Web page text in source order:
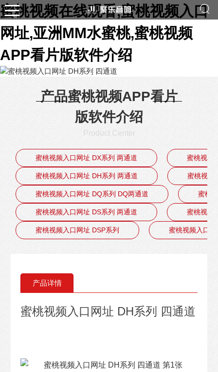
蜜桃视频在线观看,蜜桃视频入口
网址,亚洲MM水蜜桃,蜜桃视频
APP看片版软件介绍
产品蜜桃视频APP看片
版软件介绍
Product Center
蜜桃视频入口网址 DX系列 两通道 蜜桃视频
蜜桃视频入口网址 DH系列 两通道 蜜桃视频
蜜桃视频入口网址 DQ系列 DQ两通道 蜜桃
蜜桃视频入口网址 DS系列 两通道 蜜桃视频
蜜桃视频入口网址 DSP系列 蜜桃视频入口
产品详情
蜜桃视频入口网址 DH系列 四通道